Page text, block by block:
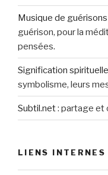
Musique de guérisons
guérison, pour la
pensées.
Signification
symbolisme, leurs
Subtil.net: partage et
LIENS INTERNES